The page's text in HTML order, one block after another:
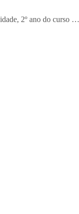
2º ano do curso …